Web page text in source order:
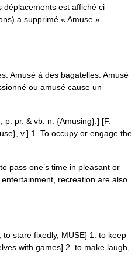
est affiché ci
a supprimé « Amuse »
Amusé à des bagatelles. Amusé
ou amusé cause un
pr. & vb. n. {Amusing}.] [F.
v.] 1. To occupy or engage the
pass one’s time in pleasant or
recreation are also
stare fixedly, MUSE] 1. to keep
with games] 2. to make laugh,